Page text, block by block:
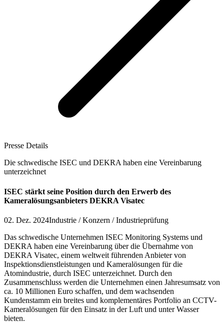
Presse Details
Die schwedische ISEC und DEKRA haben eine Vereinbarung
unterzeichnet
ISEC stärkt seine Position durch den Erwerb des
Kameralösungsanbieters DEKRA Visatec
02. Dez. 2024Industrie / Konzern / Industrieprüfung
Das schwedische Unternehmen ISEC Monitoring Systems und
DEKRA haben eine Vereinbarung über die Übernahme von
DEKRA Visatec, einem weltweit führenden Anbieter von
Inspektionsdienstleistungen und Kameralösungen für die
Atomindustrie, durch ISEC unterzeichnet. Durch den
Zusammenschluss werden die Unternehmen einen Jahresumsatz von
ca. 10 Millionen Euro schaffen, und dem wachsenden
Kundenstamm ein breites und komplementäres Portfolio an CCTV-
Kameralösungen für den Einsatz in der Luft und unter Wasser
bieten.